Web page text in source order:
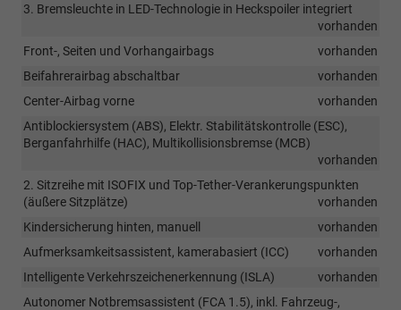
3. Bremsleuchte in LED-Technologie in Heckspoiler integriert
vorhanden
Front-, Seiten und Vorhangairbags
vorhanden
Beifahrerairbag abschaltbar
vorhanden
Center-Airbag vorne
vorhanden
Antiblockiersystem (ABS), Elektr. Stabilitätskontrolle (ESC),
Berganfahrhilfe (HAC), Multikollisionsbremse (MCB)
vorhanden
2. Sitzreihe mit ISOFIX und Top-Tether-Verankerungspunkten
(äußere Sitzplätze)
vorhanden
Kindersicherung hinten, manuell
vorhanden
Aufmerksamkeitsassistent, kamerabasiert (ICC)
vorhanden
Intelligente Verkehrszeichenerkennung (ISLA)
vorhanden
Autonomer Notbremsassistent (FCA 1.5), inkl. Fahrzeug-,